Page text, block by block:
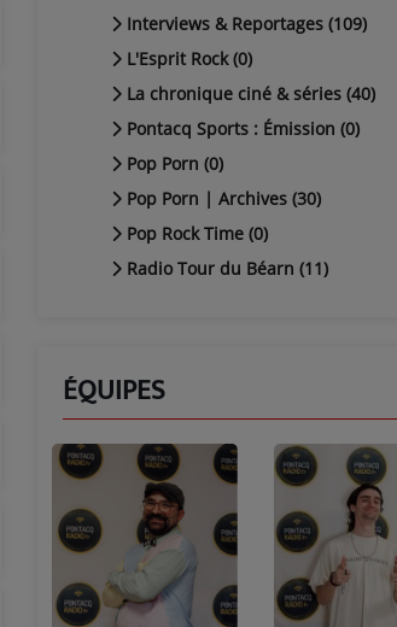
Interviews & Reportages (109)
L'Esprit Rock (0)
La chronique ciné & séries (40)
Pontacq Sports : Émission (0)
Pop Porn (0)
Pop Porn | Archives (30)
Pop Rock Time (0)
Radio Tour du Béarn (11)
ÉQUIPES